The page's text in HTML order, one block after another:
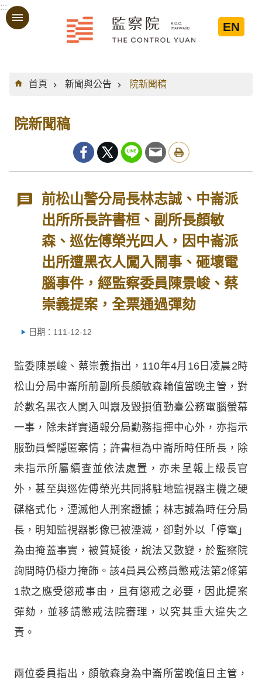
跳到主要內容區塊
:::
EN
:::
首頁
新聞與公告 院新聞稿
院新聞稿
前松山警分局長林志誠、中崙派
出所所長許書桓、副所長顏敏
森、巡佐傅榮光四人，因中崙派
出所遭黑衣人闖入鬧事、砸壞電
腦事件，經監察委員陳景峻、蔡
崇義提案，全票通過彈劾
日期：111-12-12
監委陳景峻、蔡崇義指出，110年4月16日凌晨2時
松山分局中崙所前副所長顏敏森輪值當晚主管，對
於數名黑衣人闖入叫囂及毀損值勤臺公務電腦螢幕
一事，除未詳實通報分局勤務指揮中心外，亦指示
服勤員警隱匿案情；許書桓為中崙所時任所長，除
未指示所屬續查並依法處置，亦未呈報上級長官
外，甚至與巡佐傅榮光共同將駐地監視器主機之硬
碟格式化，湮滅他人刑案證據；林志誠為時任分局
長，明知監視器影像已被湮滅，卻對外以「停電」
為由掩蓋事實，被質疑後，說法又數變，於監察院
詢問時仍極力掩飾。該4員具公務員懲戒法第2條第
1款之應受懲戒事由，且有懲戒之必要，因此提案
彈劾，並移請懲戒法院審理，以究其重大違失之
責。
兩位委員指出，顏敏森身為中崙所當晚值日主管，